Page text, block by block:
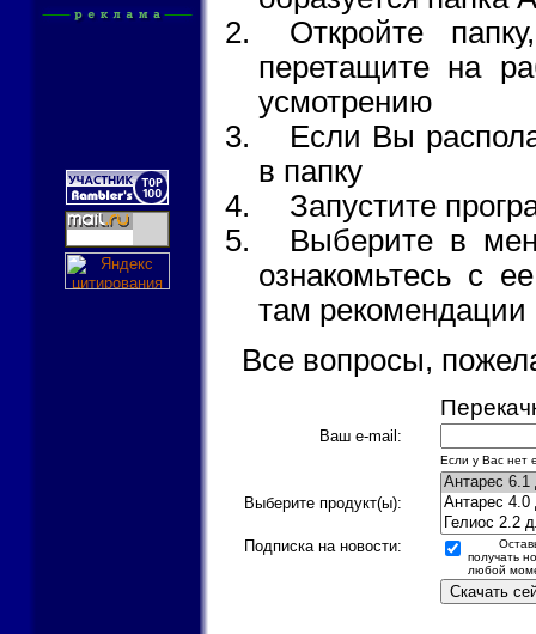
Откройте
перетащите на
усмотрению
Если Вы
в папку
Запустите
Выберите в
ознакомьтесь с
там рекомендации
Все вопросы,
Ваш e-mail:
Если у Вас нет
Выберите продукт(ы):
Подписка на новости:
получать
любой